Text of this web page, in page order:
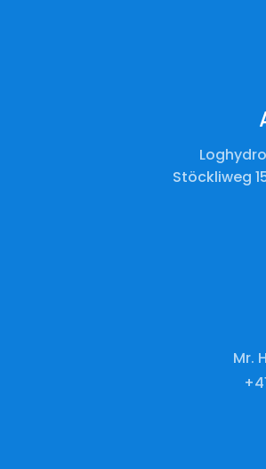
Stöckliweg
Mr.